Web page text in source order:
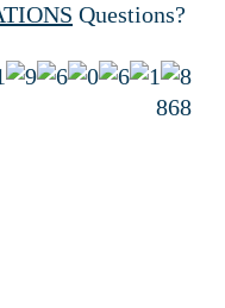
Questions?
868